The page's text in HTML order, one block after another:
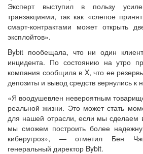
Эксперт выступил в пользу
транзакциями, так как «слепое
смарт-контрактами может открыть
эксплойтов».
Bybit пообещала, что ни один
инцидента. По состоянию на утро
компания сообщила в X, что ее
депозиты и вывод средств вернулись к
«Я воодушевлен невероятным
реальной жизни. Это может стать
для нашей отрасли, если мы сделаем
мы сможем построить более
киберугроз», — отметил Бен
генеральный директор Bybit.